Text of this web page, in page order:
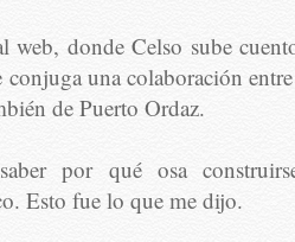
web, donde Celso sube
una colaboración
de Puerto Ordaz.
por qué osa
Esto fue lo que me dijo.